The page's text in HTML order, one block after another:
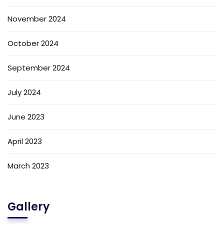
November 2024
October 2024
September 2024
July 2024
June 2023
April 2023
March 2023
Gallery